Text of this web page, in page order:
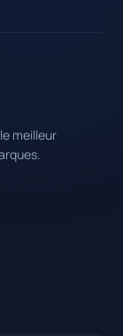
meilleur